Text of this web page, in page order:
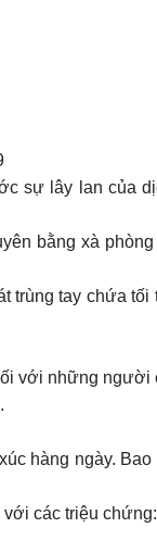
sự lây lan của
bằng xà
tay chứa
với những người
hàng ngày.
các triệu